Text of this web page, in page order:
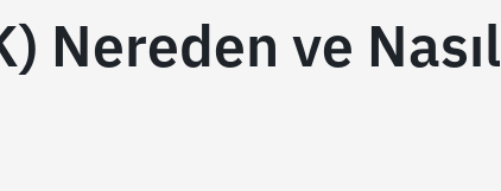
Nereden ve Nasıl